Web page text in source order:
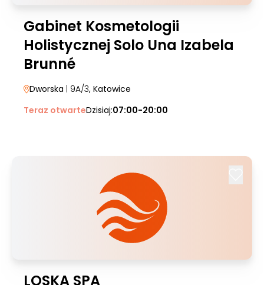
Gabinet Kosmetologii
Holistycznej Solo Una Izabela
Brunné
Dworska | 9A/3, Katowice
Teraz otwarteDzisiaj:07:00-20:00
LOSKA SPA